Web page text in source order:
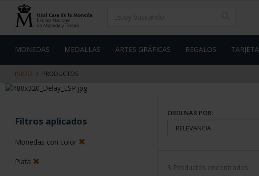
contenido
de
MONEDAS MEDALLAS ARTES GRÁFICAS REGALOS
INICIO PRODUCTOS
Filtros aplicados
Monedas con color
Plata
ORDENAR POR:
3 Productos encontrados